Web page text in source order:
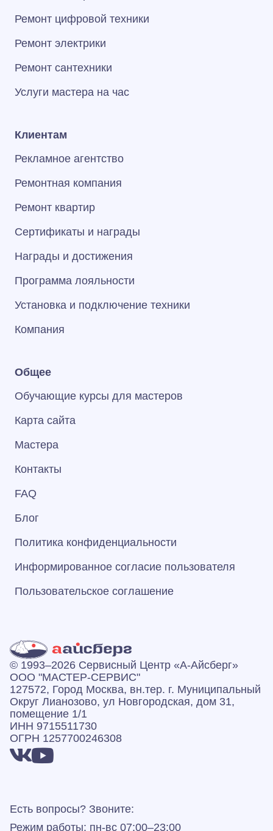
Ремонт цифровой техники
Ремонт электрики
Ремонт сантехники
Услуги мастера на час
Клиентам
Рекламное агентство
Ремонтная компания
Ремонт квартир
Сертификаты и награды
Награды и достижения
Программа лояльности
Установка и подключение техники
Компания
Общее
Обучающие курсы для мастеров
Карта сайта
Мастера
Контакты
FAQ
Блог
Политика конфиденциальности
Информированное согласие пользователя
Пользовательское соглашение
© 1993–2026 Сервисный Центр «А‑Айсберг»
ООО "МАСТЕР-СЕРВИС"
127572, Город Москва, вн.тер. г. Муниципальный
Округ Лианозово, ул Новгородская, дом 31,
помещение 1/1
ИНН 9715511730
ОГРН 1257700246308
Есть вопросы? Звоните:
Режим работы: пн-вс 07:00–23:00